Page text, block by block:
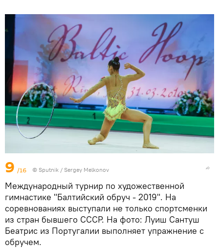
9 /16 © Sputnik / Sergey Melkonov
Международный турнир по художественной
гимнастике "Балтийский обруч - 2019". На
соревнованиях выступали не только спортсменки
из стран бывшего СССР. На фото: Луиш Сантуш
Беатрис из Португалии выполняет упражнение с
обручем.